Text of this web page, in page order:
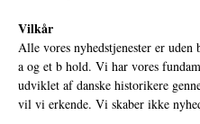
Vilkår
Alle vores nyhedstjenester er
a og et b hold. Vi har vores
udviklet af danske historikere
vil vi erkende. Vi skaber ikke